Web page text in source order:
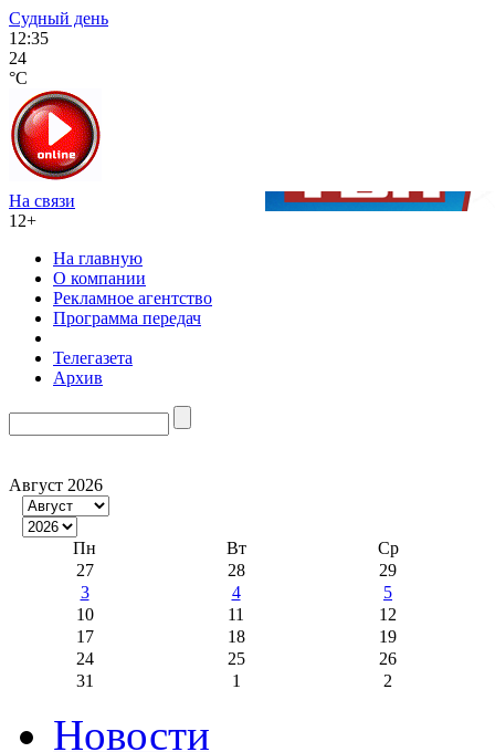
Судный день
12:35
24
°C
На связи
12+
На главную
О компании
Рекламное агентство
Программа передач
Телегазета
Архив
Август 2026
Пн Вт
Ср
27
28
29
3
4
5
10
11
12
17
18
19
24
25
26
31
1 2
Новости